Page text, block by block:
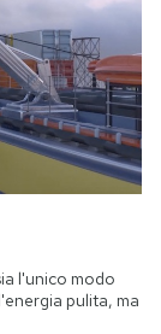
l'unico modo
pulita, ma